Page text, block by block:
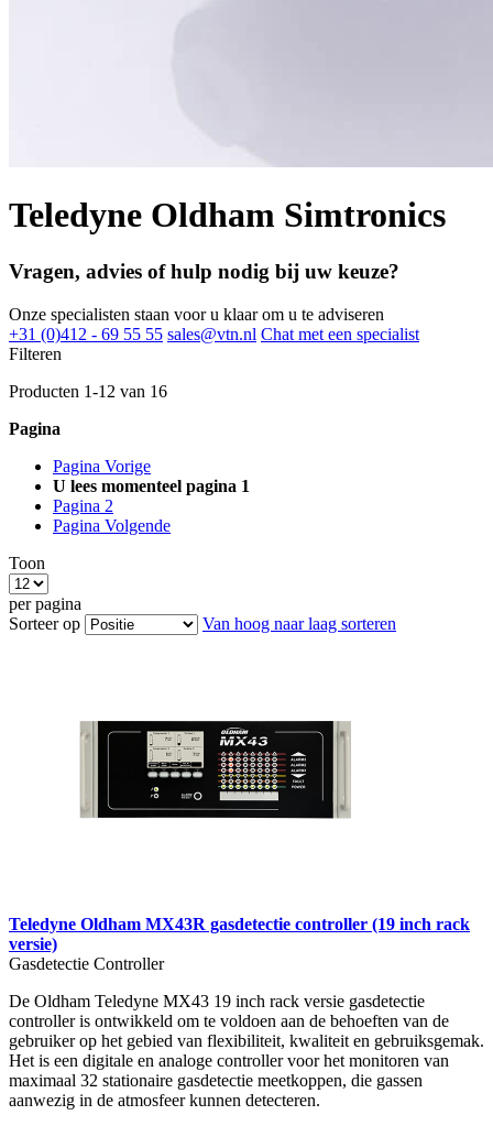
Teledyne Oldham Simtronics
Vragen, advies of hulp nodig bij uw keuze?
Onze specialisten staan voor u klaar om u te adviseren
+31 (0)412 - 69 55 55 sales@vtn.nl Chat met een specialist
Filteren
Producten 1-12 van 16
Pagina
Pagina Vorige
U lees momenteel pagina 1
Pagina 2
Pagina Volgende
Toon
per pagina
Sorteer op
Van hoog naar laag sorteren
Teledyne Oldham MX43R gasdetectie controller (19 inch rack
versie)
Gasdetectie Controller
De Oldham Teledyne MX43 19 inch rack versie gasdetectie
controller is ontwikkeld om te voldoen aan de behoeften van de
gebruiker op het gebied van flexibiliteit, kwaliteit en gebruiksgemak.
Het is een digitale en analoge controller voor het monitoren van
maximaal 32 stationaire gasdetectie meetkoppen, die gassen
aanwezig in de atmosfeer kunnen detecteren.